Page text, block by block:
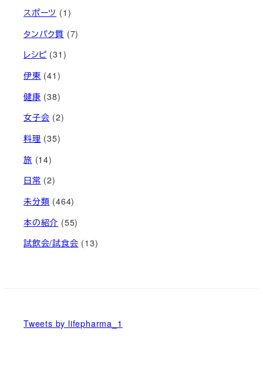
スポーツ (1)
タンパク質 (7)
レシピ(31)
伊東 (41)
健康 (38)
女子会 (2)
料理 (35)
旅 (14)
日常 (2)
未分類 (464)
本の紹介 (55)
試飲会/試食会 (13)
Tweets by lifepharma_1